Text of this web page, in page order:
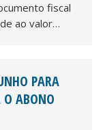
fiscal
ao valor…
PARA
O ABONO